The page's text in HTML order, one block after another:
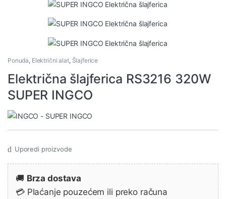
Ponuda, Električni alat, Šlajferice
Električna šlajferica RS3216 320W
SUPER INGCO
Uporedi proizvode
🚚 Brza dostava
💳 Plaćanje pouzećem ili preko računa